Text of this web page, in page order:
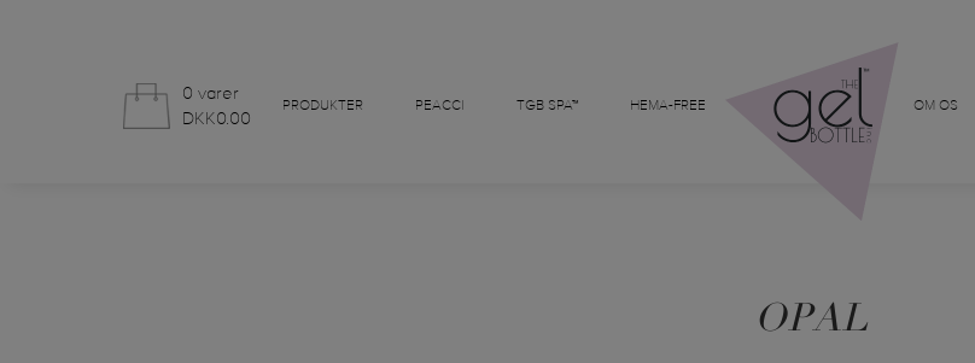
0 varer
DKK0.00
PRODUKTER PEACCI TGB SPA™ HEMA-FREE OM OS
OPAL